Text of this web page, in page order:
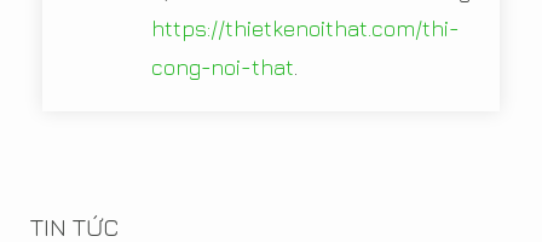
https://thietkenoithat.com/thi-
cong-noi-that
TIN TỨC